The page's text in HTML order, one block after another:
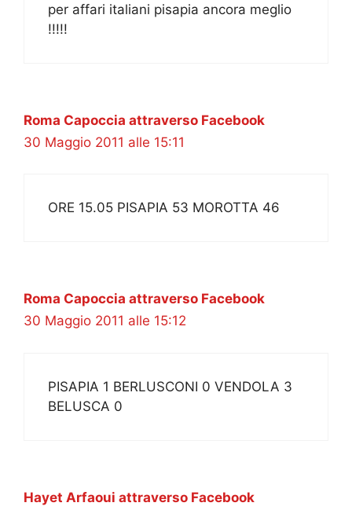
per affari italiani pisapia ancora meglio
!!!!!
Roma Capoccia attraverso Facebook
30 Maggio 2011 alle 15:11
ORE 15.05 PISAPIA 53 MOROTTA 46
Roma Capoccia attraverso Facebook
30 Maggio 2011 alle 15:12
PISAPIA 1 BERLUSCONI 0 VENDOLA 3
BELUSCA 0
Hayet Arfaoui attraverso Facebook